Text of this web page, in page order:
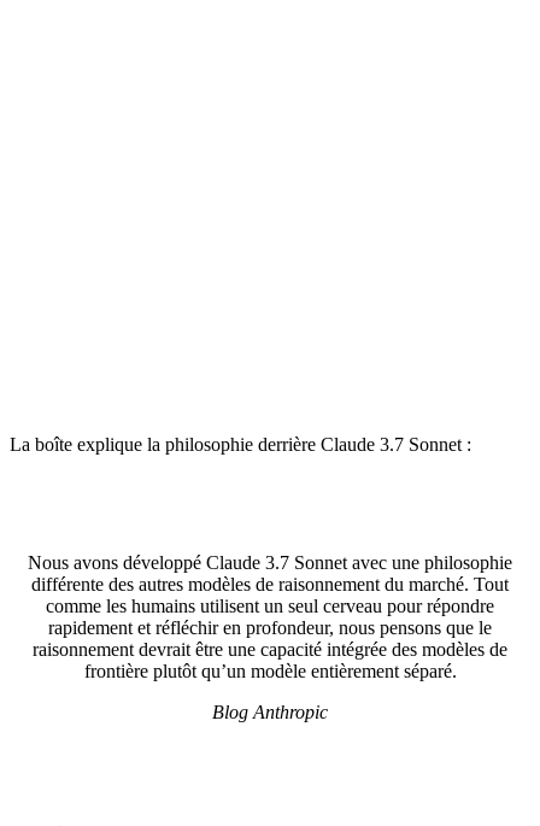
La boîte explique la philosophie derrière Claude 3.7 Sonnet :
Nous avons développé Claude 3.7 Sonnet avec une philosophie
différente des autres modèles de raisonnement du marché. Tout
comme les humains utilisent un seul cerveau pour répondre
rapidement et réfléchir en profondeur, nous pensons que le
raisonnement devrait être une capacité intégrée des modèles de
frontière plutôt qu’un modèle entièrement séparé.
Blog Anthropic